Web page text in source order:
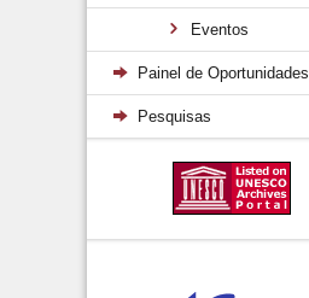
Eventos
Painel de Oportunidades
Pesquisas